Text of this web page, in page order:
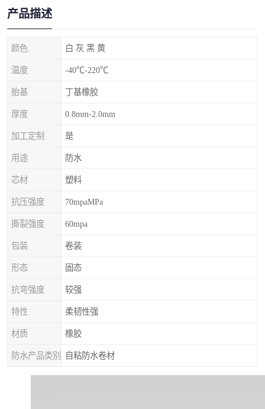
产品描述
颜色 白 灰 黑 黄
温度 -40℃-220℃
胎基 丁基橡胶
厚度 0.8mm-2.0mm
加工定制 是
用途 防水
芯材 塑料
抗压强度 70mpaMPa
撕裂强度 60mpa
包装 卷装
形态 固态
抗弯强度 较强
特性 柔韧性强
材质 橡胶
防水产品类别 自粘防水卷材